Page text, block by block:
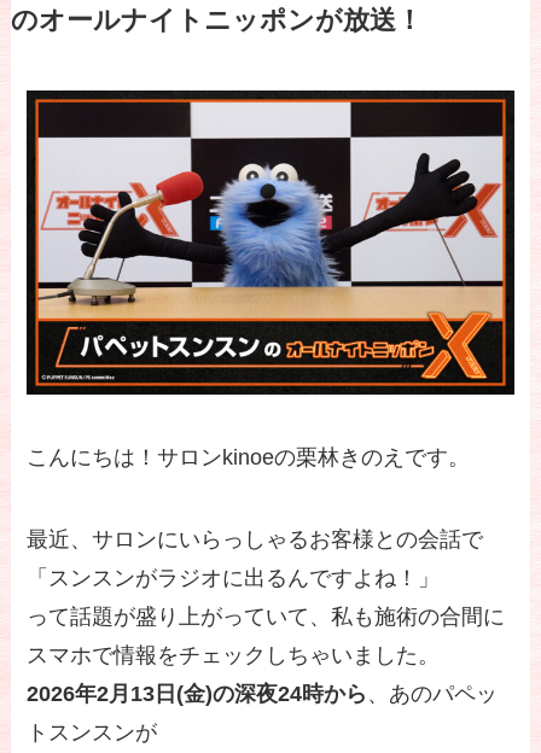
のオールナイトニッポンが放送！
こんにちは！サロンkinoeの栗林きのえです。
最近、サロンにいらっしゃるお客様との会話で
「スンスンがラジオに出るんですよね！」
って話題が盛り上がっていて、私も施術の合間に
スマホで情報をチェックしちゃいました。
2026年2月13日(金)の深夜24時から 、あのパペッ
トスンスンが